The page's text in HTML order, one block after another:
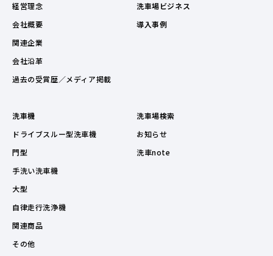
経営理念
会社概要
関連企業
会社沿革
過去の受賞歴／メディア掲載
洗車場ビジネス
導入事例
洗車機
ドライブスルー型洗車機
門型
手洗い洗車機
大型
自律走行洗浄機
関連商品
その他
洗車場検索
お知らせ
洗車note